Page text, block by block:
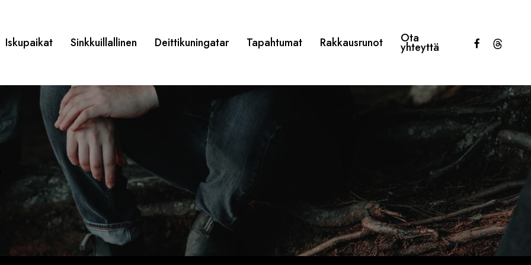
Iskupaikat Sinkkuillallinen Deittikuningatar Tapahtumat Rakkausrunot Ota
yhteyttä facebookthreads